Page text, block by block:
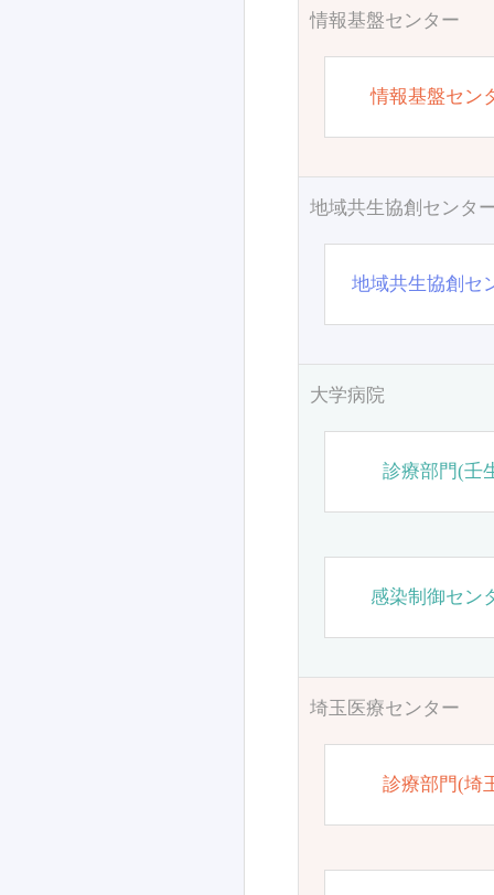
情報基盤センター
情報基盤セン
地域共生協創センタ
地域共生協創セ
大学病院
診療部門(壬
感染制御セン
埼玉医療センター
診療部門(埼